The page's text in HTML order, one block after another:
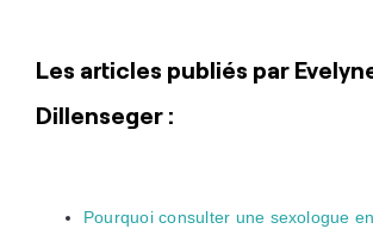
Les articles publiés par
Dillenseger :
Pourquoi consulter une sexologue en